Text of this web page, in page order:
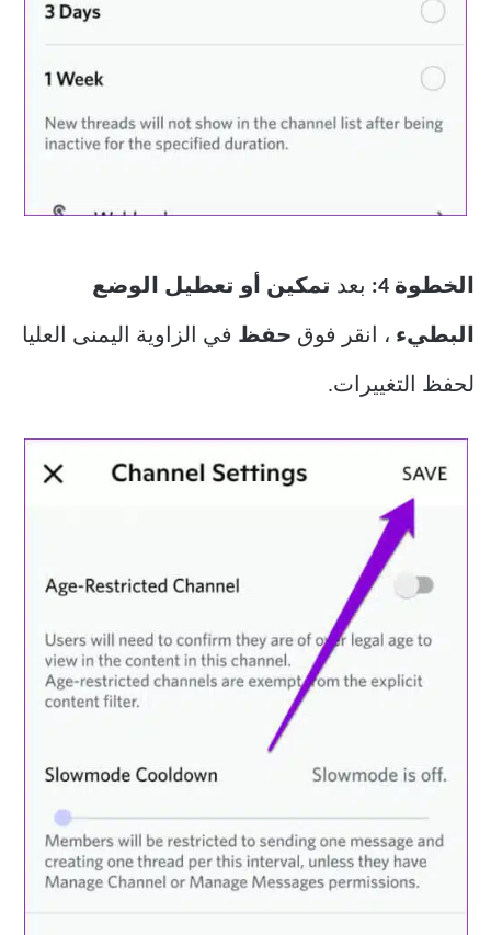
الخطوة 4: بعد تمكين أو تعطيل الوضع
البطيء ، انقر فوق حفظ في الزاوية اليمنى العليا
لحفظ التغييرات.